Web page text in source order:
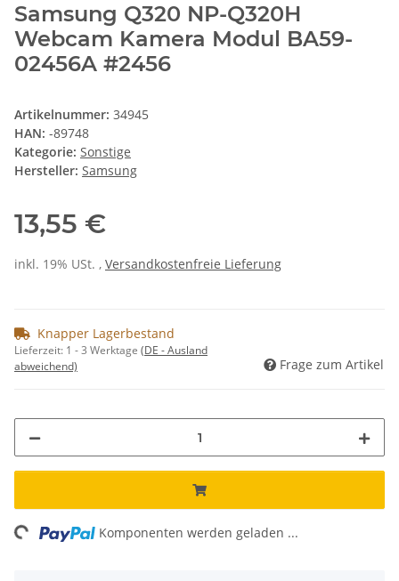
Samsung Q320 NP-Q320H
Webcam Kamera Modul BA59-
02456A #2456
Artikelnummer: 34945
HAN: -89748
Kategorie: Sonstige
Hersteller: Samsung
13,55 €
inkl. 19% USt. , Versandkostenfreie Lieferung
Knapper Lagerbestand
Lieferzeit: 1 - 3 Werktage (DE - Ausland
abweichend)
Frage zum Artikel
Komponenten werden geladen ...